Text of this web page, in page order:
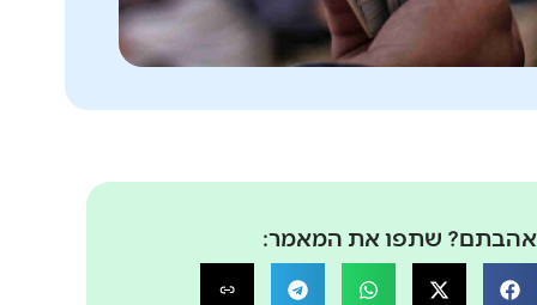
אהבתם? שתפו את המאמר: